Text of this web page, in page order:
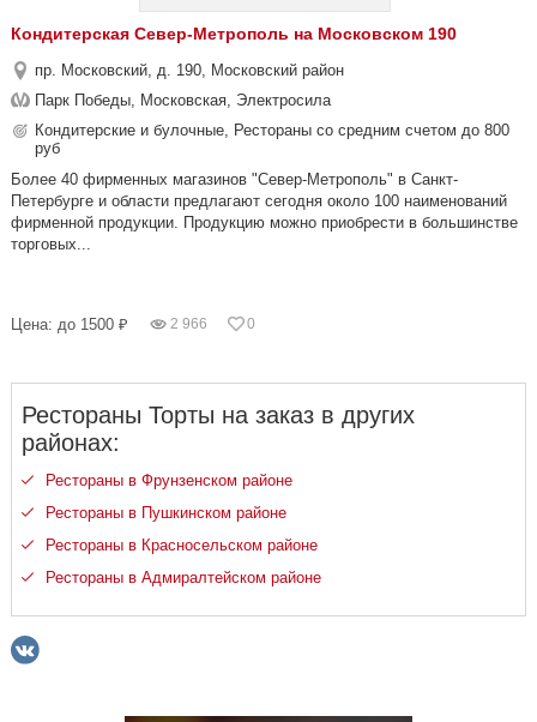
Кондитерская Север-Метрополь на Московском 190
пр. Московский, д. 190, Московский район
Парк Победы, Московская, Электросила
Кондитерские и булочные, Рестораны со средним счетом до 800
руб
Более 40 фирменных магазинов "Север-Метрополь" в Санкт-
Петербурге и области предлагают сегодня около 100 наименований
фирменной продукции. Продукцию можно приобрести в большинстве
торговых...
Цена: до 1500 ₽ 2 966 0
Рестораны Торты на заказ в других
районах:
Рестораны в Фрунзенском районе
Рестораны в Пушкинском районе
Рестораны в Красносельском районе
Рестораны в Адмиралтейском районе